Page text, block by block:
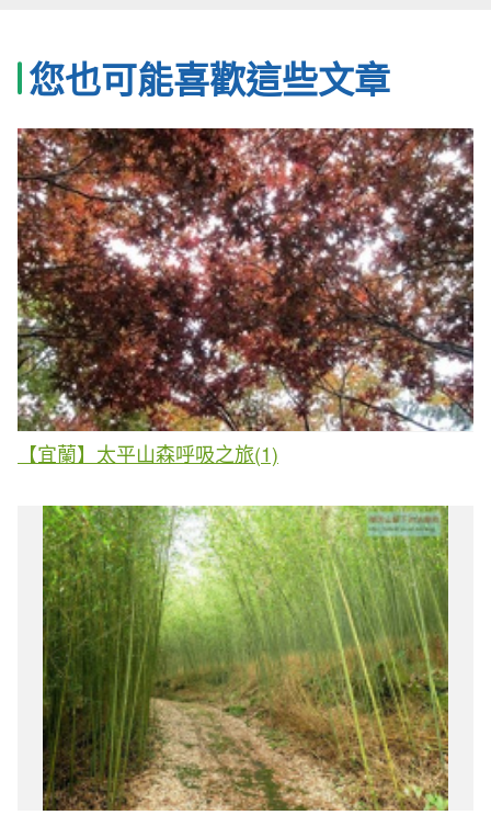
您也可能喜歡這些文章
【宜蘭】太平山森呼吸之旅(1)